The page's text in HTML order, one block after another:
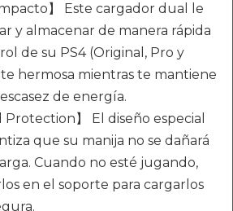
】 Este cargador dual le
y almacenar de manera rápida
de su PS4 (Original, Pro y
hermosa mientras te mantiene
de energía.
Protection】 El diseño especial
que su manija no se dañará
Cuando no esté jugando,
en el soporte para cargarlos